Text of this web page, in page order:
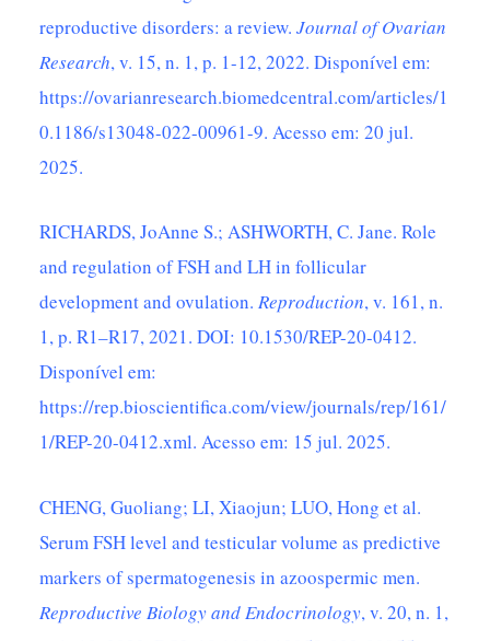
reproductive disorders: a review.Journal of Ovarian
Research, v. 15, n. 1, p. 1-12, 2022. Disponível em:
https://ovarianresearch.biomedcentral.com/articles/1
0.1186/s13048-022-00961-9. Acesso em: 20 jul.
2025.
RICHARDS, JoAnne S.; ASHWORTH, C. Jane. Role
and regulation of FSH and LH in follicular
development and ovulation.Reproduction, v. 161, n.
1, p. R1–R17, 2021. DOI: 10.1530/REP-20-0412.
Disponível em:
https://rep.bioscientifica.com/view/journals/rep/161/
1/REP-20-0412.xml. Acesso em: 15 jul. 2025.
CHENG, Guoliang; LI, Xiaojun; LUO, Hong et al.
Serum FSH level and testicular volume as predictive
markers of spermatogenesis in azoospermic men.
Reproductive Biology and Endocrinology, v. 20, n. 1,